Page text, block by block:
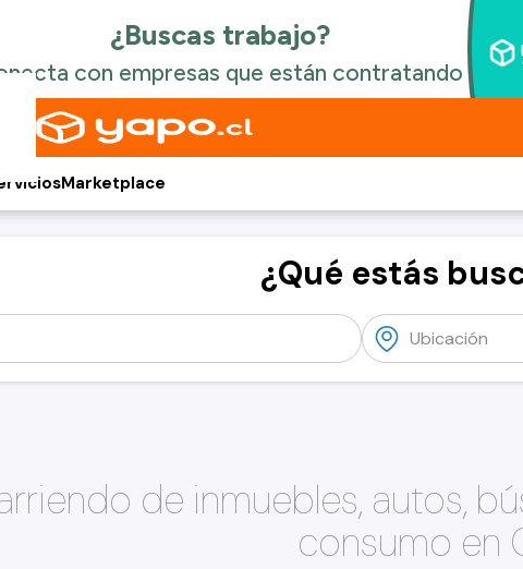
Marketplace
¿Qué estás
de inmuebles, autos,
consumo en